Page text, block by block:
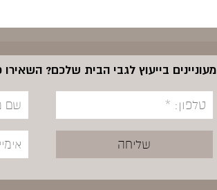
מעוניינים בייעוץ לגבי הבית שלכם?